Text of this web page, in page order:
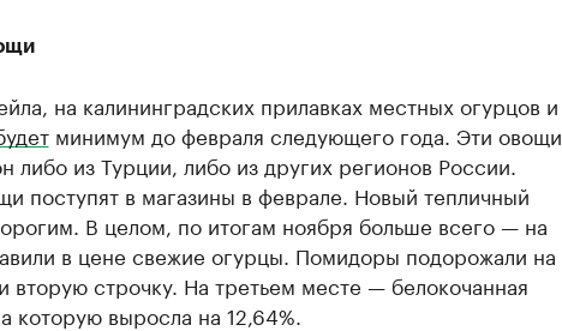
на калининградских прилавках местных огурцов и
минимум до февраля следующего года. Эти овощи
либо из Турции, либо из других регионов России.
поступят в магазины в феврале. Новый тепличный
В целом, по итогам ноября больше всего — на
в цене свежие огурцы. Помидоры подорожали на
вторую строчку. На третьем месте — белокочанная
которую выросла на 12,64%.